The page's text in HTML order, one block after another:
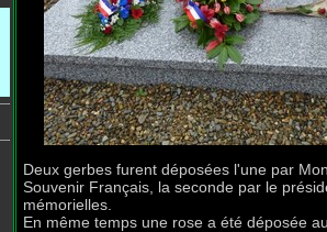
Deux gerbes furent déposées l'une par
Souvenir Français, la seconde par le
mémorielles.
En même temps une rose a été déposée